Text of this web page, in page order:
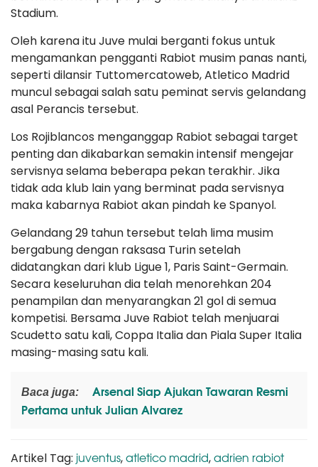
Stadium.
Oleh karena itu Juve mulai berganti fokus untuk
mengamankan pengganti Rabiot musim panas nanti,
seperti dilansir Tuttomercatoweb, Atletico Madrid
muncul sebagai salah satu peminat servis gelandang
asal Perancis tersebut.
Los Rojiblancos menganggap Rabiot sebagai target
penting dan dikabarkan semakin intensif mengejar
servisnya selama beberapa pekan terakhir. Jika
tidak ada klub lain yang berminat pada servisnya
maka kabarnya Rabiot akan pindah ke Spanyol.
Gelandang 29 tahun tersebut telah lima musim
bergabung dengan raksasa Turin setelah
didatangkan dari klub Ligue 1, Paris Saint-Germain.
Secara keseluruhan dia telah menorehkan 204
penampilan dan menyarangkan 21 gol di semua
kompetisi. Bersama Juve Rabiot telah menjuarai
Scudetto satu kali, Coppa Italia dan Piala Super Italia
masing-masing satu kali.
Baca juga:
Arsenal Siap Ajukan Tawaran Resmi
Pertama untuk Julian Alvarez
Artikel Tag: juventus,atletico madrid,adrien rabiot